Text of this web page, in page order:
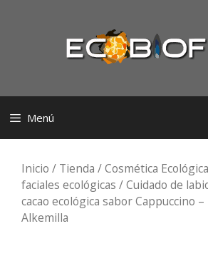
Menú
Inicio / Tienda /Cosmética Ecológica
faciales ecológicas /Cuidado de
cacao ecológica sabor Cappuccino
Alkemilla